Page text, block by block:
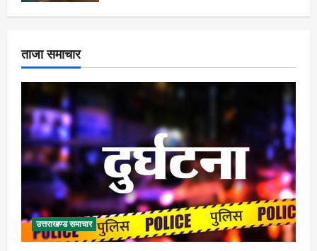
ताजा समाचार
उत्तराखण्ड समाचार